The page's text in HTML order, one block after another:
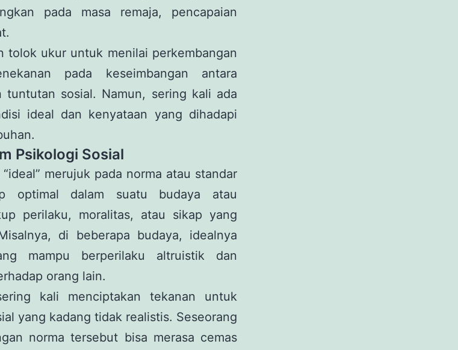
pada masa remaja, pencapaian
tolok ukur untuk menilai perkembangan
pada keseimbangan antara
tuntutan sosial. Namun, sering kali ada
ideal dan kenyataan yang dihadapi
Psikologi Sosial
merujuk pada norma atau standar
optimal dalam suatu budaya atau
perilaku, moralitas, atau sikap yang
di beberapa budaya, idealnya
mampu berperilaku altruistik dan
orang lain.
kali menciptakan tekanan untuk
yang kadang tidak realistis. Seseorang
norma tersebut bisa merasa cemas